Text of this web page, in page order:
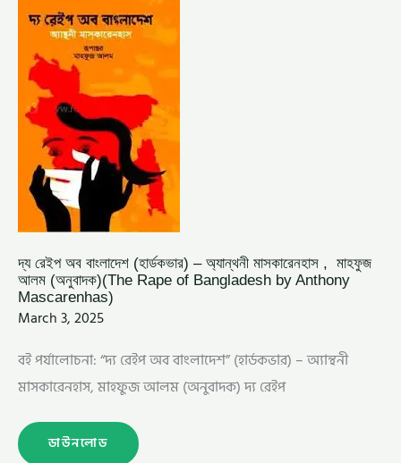
দ্য রেইপ অব বাংলাদেশ (হার্ডকভার) – অ্যান্থনী মাসকারেনহাস , মাহফুজ
আলম (অনুবাদক)(The Rape of Bangladesh by Anthony
Mascarenhas)
March 3, 2025
বই পর্যালোচনা: “দ্য রেইপ অব বাংলাদেশ” (হার্ডকভার) – অ্যান্থনী
মাসকারেনহাস, মাহফুজ আলম (অনুবাদক) দ্য রেইপ
অব
বাংলাদেশ (হার্ডকভার)
–
অ্যান্থনী
মাসকারেনহাস , মাহফুজ
আলম
(অনুবাদক)
(THE
RAPE
OF
BANGLADESH
BY
ANTHONY
MASCARENHAS)
ডাউনলোড